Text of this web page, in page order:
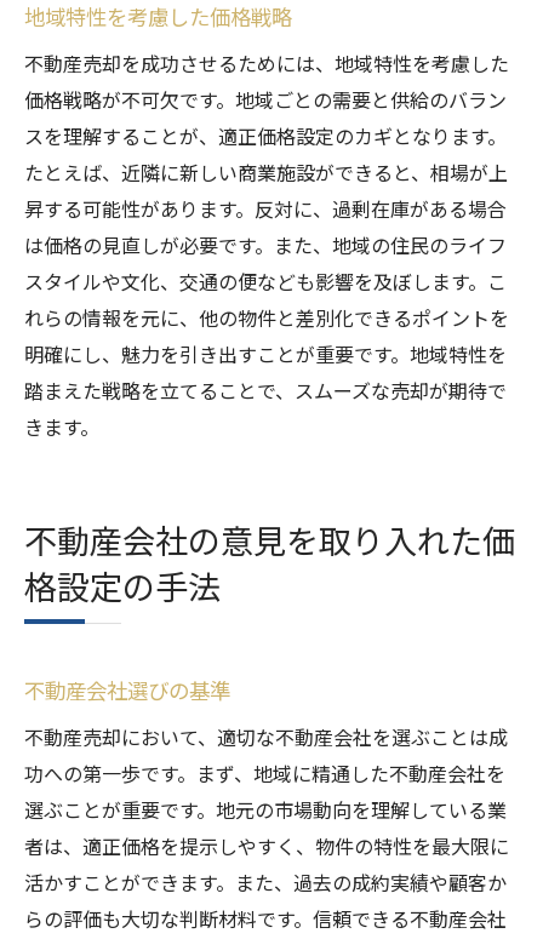
地域特性を考慮した価格戦略
不動産売却を成功させるためには、地域特性を考慮した
価格戦略が不可欠です。地域ごとの需要と供給のバラン
スを理解することが、適正価格設定のカギとなります。
たとえば、近隣に新しい商業施設ができると、相場が上
昇する可能性があります。反対に、過剰在庫がある場合
は価格の見直しが必要です。また、地域の住民のライフ
スタイルや文化、交通の便なども影響を及ぼします。こ
れらの情報を元に、他の物件と差別化できるポイントを
明確にし、魅力を引き出すことが重要です。地域特性を
踏まえた戦略を立てることで、スムーズな売却が期待で
きます。
不動産会社の意見を取り入れた価
格設定の手法
不動産会社選びの基準
不動産売却において、適切な不動産会社を選ぶことは成
功への第一歩です。まず、地域に精通した不動産会社を
選ぶことが重要です。地元の市場動向を理解している業
者は、適正価格を提示しやすく、物件の特性を最大限に
活かすことができます。また、過去の成約実績や顧客か
らの評価も大切な判断材料です。信頼できる不動産会社